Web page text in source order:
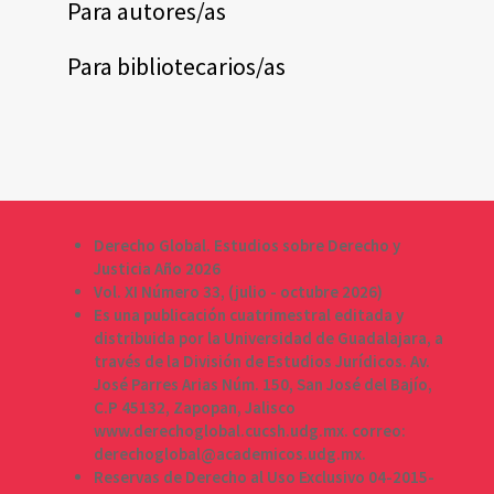
Para autores/as
Para bibliotecarios/as
Derecho Global. Estudios sobre Derecho y
Justicia Año 2026
Vol. XI Número 33, (julio - octubre 2026)
Es una publicación cuatrimestral editada y
distribuida por la Universidad de Guadalajara, a
través de la División de Estudios Jurídicos. Av.
José Parres Arias Núm. 150, San José del Bajío,
C.P 45132, Zapopan, Jalisco
www.derechoglobal.cucsh.udg.mx. correo:
derechoglobal@academicos.udg.mx.
Reservas de Derecho al Uso Exclusivo 04-2015-